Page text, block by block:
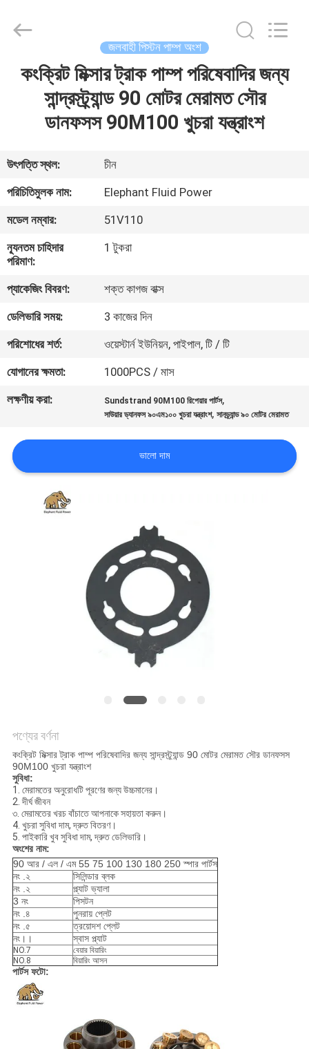
বাড়ি
আমাদের
সম্পর্কে
কারখানা
ভ্রমণ
মান
নিয়ন্ত্রণ
যোগাযোগ
করুন
খবর
Power
Co.,Ltd.
জলবাহী পিস্টন পাম্প অংশ
কংক্রিট মিক্সার ট্রাক পাম্প পরিষেবাদির জন্য
সান্দ্রস্ট্র্যান্ড 90 মোটর মেরামত সৌর
ডানফসস 90M100 খুচরা যন্ত্রাংশ
উৎপত্তি স্থল:
চীন
পরিচিতিমুলক নাম:
Elephant Fluid Power
মডেল নম্বার:
51V110
ন্যূনতম চাহিদার
পরিমাণ:
1 টুকরা
প্যাকেজিং বিবরণ:
শক্ত কাগজ বাক্স
ডেলিভারি সময়:
3 কাজের দিন
পরিশোধের শর্ত:
ওয়েস্টার্ন ইউনিয়ন, পাইপাল, টি / টি
যোগানের ক্ষমতা:
1000PCS / মাস
লক্ষণীয় করা:
Sundstrand 90M100 রিপেয়ার পার্টস,
সাউয়ার ড্যানফস ৯০এম১০০ খুচরা যন্ত্রাংশ,সানড্র্যান্ড ৯০ মোটর মেরামত
ভালো দাম
পণ্যের বর্ণনা
কংক্রিট মিক্সার ট্রাক পাম্প পরিষেবাদির জন্য সান্দ্রস্ট্র্যান্ড 90 মোটর মেরামত সৌর ডানফসস
90M100 খুচরা যন্ত্রাংশ
সুবিধা:
1. মেরামতের অনুরোধটি পূরণের জন্য উচ্চমানের।
2. দীর্ঘ জীবন
৩. মেরামতের খরচ বাঁচাতে আপনাকে সহায়তা করুন।
4. খুচরা সুবিধা দাম, দ্রুত বিতরণ।
5. পাইকারি খুব সুবিধা দাম, দ্রুত ডেলিভারি।
অংশের নাম:
90 আর / এল / এম 55 75 100 130 180 250 স্পার পার্টস
নং .২
সিলিন্ডার ব্লক
নং .২
প্ল্যাট ভ্যালা
3 নং
পিসটন
নং .৪
পুনরায় প্লেট
নং .৫
ত্রয়োদশ প্লেট
নং।।
স্বাস প্ল্যাট
NO.7
বেয়ার বিয়ারিং
NO.8
বিয়ারিং আসন
পার্টস ফটো: